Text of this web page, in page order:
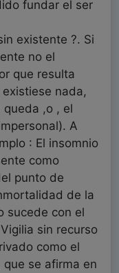
fundar el ser
existente ?. Si
no el
que resulta
nada,
,o , el
A
: El insomnio
como
punto de
de la
sucede con el
sin recurso
como el
se afirma en